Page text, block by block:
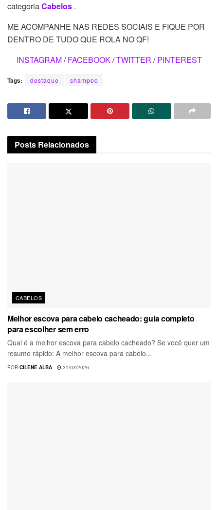
categoriaCabelos .
ME ACOMPANHE NAS REDES SOCIAIS E FIQUE POR
DENTRO DE TUDO QUE ROLA NO QF!
INSTAGRAM/FACEBOOK/TWITTER /PINTEREST
Tags: destaque shampoo
Posts Relacionados
CABELOS
Melhor escova para cabelo cacheado: guia completo
para escolher sem erro
Qual é a melhor escova para cabelo cacheado? Se você quer um
resumo rápido: A melhor escova para cabelo...
POR CILENE ALBA 31/03/2026